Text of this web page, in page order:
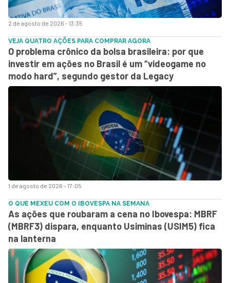
2 de agosto de 2026 - 13:35
1 de agosto de 2026 - 17:05
VEJA QUATRO AÇÕES PARA COMPRAR AGORA
O problema crônico da bolsa brasileira: por que
investir em ações no Brasil é um “videogame no
modo hard”, segundo gestor da Legacy
O QUE MEXEU COM O IBOVESPA NA SEMANA
As ações que roubaram a cena no Ibovespa: MBRF
(MBRF3) dispara, enquanto Usiminas (USIM5) fica
na lanterna